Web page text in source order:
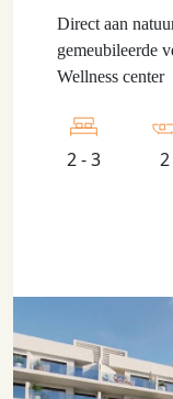
Direct aan
gemeubileerde
Wellness center
2 - 3 2